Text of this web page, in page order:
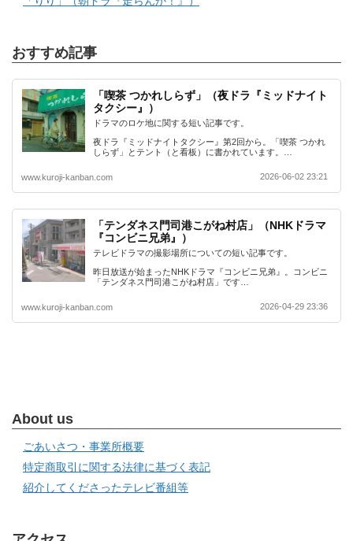
おすすめ記事
「喫茶 つかれしらず」（夜ドラ『ミッドナイト
タクシー』）
ドラマのロケ地に関する短い記事です。
夜ドラ『ミッドナイトタクシー』第2回から。「喫茶 つかれ
しらず」とテント（と看板）に書かれています。…
www.kuroji-kanban.com 2026-06-02 23:21
「テンダネス門司港こがね村店」（NHKドラマ
『コンビニ兄弟』）
テレビドラマの撮影場所についての短い記事です。
昨日放送が始まったNHKドラマ『コンビニ兄弟』。コンビニ
「テンダネス門司港こがね村店」です…
www.kuroji-kanban.com 2026-04-29 23:36
About us
ごあいさつ・事業所概要
特定商取引に関する法律に基づく表記
紹介してくださったテレビ番組等